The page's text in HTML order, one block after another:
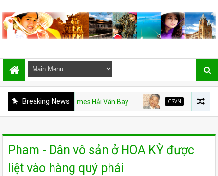
Breaking News
Mỹ và Vinhomes Hải Vân Bay CSVN Án văn – Kỳ 9. Hết
Pham - Dân vô sản ở HOA KỲ được
liệt vào hàng quý phái